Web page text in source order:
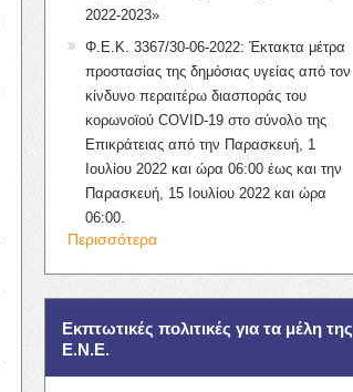
2022-2023»
Φ.Ε.Κ. 3367/30-06-2022: Έκτακτα μέτρα
προστασίας της δημόσιας υγείας από τον
κίνδυνο περαιτέρω διασποράς του
κορωνοϊού COVID-19 στο σύνολο της
Επικράτειας από την Παρασκευή, 1
Ιουλίου 2022 και ώρα 06:00 έως και την
Παρασκευή, 15 Ιουλίου 2022 και ώρα
06:00.
Περισσότερα
Εκπτωτικές πολιτικές για τα μέλη της
Ε.Ν.Ε.